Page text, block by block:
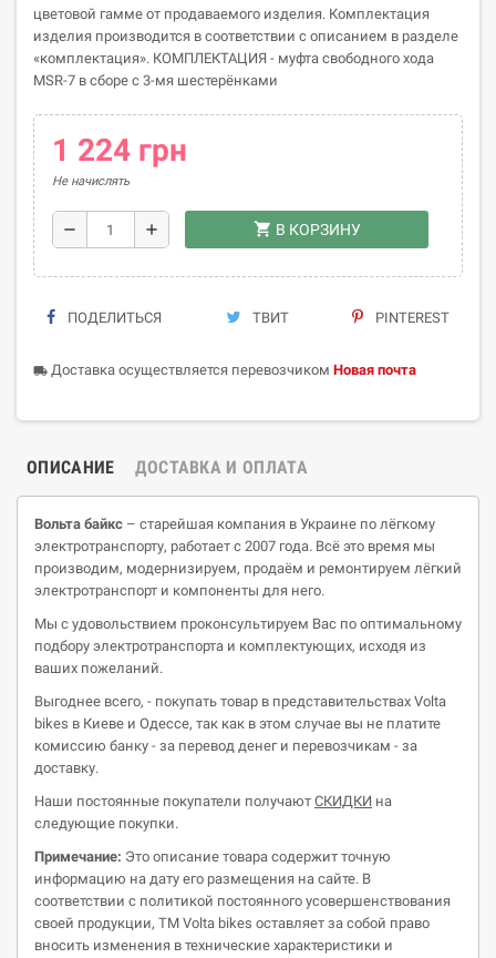
цветовой гамме от продаваемого изделия. Комплектация
изделия производится в соответствии с описанием в разделе
«комплектация». КОМПЛЕКТАЦИЯ - муфта свободного хода
MSR-7 в сборе с 3-мя шестерёнками
1 224 грн
Не начислять
remove add shopping_cart В КОРЗИНУ
ПОДЕЛИТЬСЯ ТВИТ PINTEREST
local_shipping Доставка осуществляется перевозчиком Новая почта
ОПИСАНИЕ ДОСТАВКА И ОПЛАТА
Вольта байкс – старейшая компания в Украине по лёгкому
электротранспорту, работает с 2007 года. Всё это время мы
производим, модернизируем, продаём и ремонтируем лёгкий
электротранспорт и компоненты для него.
Мы с удовольствием проконсультируем Вас по оптимальному
подбору электротранспорта и комплектующих, исходя из
ваших пожеланий.
Выгоднее всего, - покупать товар в представительствах Volta
bikes в Киеве и Одессе, так как в этом случае вы не платите
комиссию банку - за перевод денег и перевозчикам - за
доставку.
Наши постоянные покупатели получают СКИДКИ на
следующие покупки.
Примечание: Это описание товара содержит точную
информацию на дату его размещения на сайте. В
соответствии с политикой постоянного усовершенствования
своей продукции, ТМ Volta bikes оставляет за собой право
вносить изменения в технические характеристики и